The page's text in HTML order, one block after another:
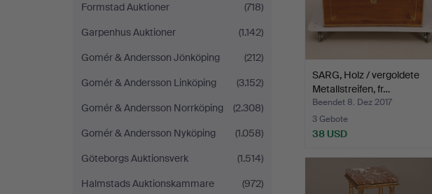
Formstad Auktioner
(718)
Garpenhus Auktioner
(1.142)
Gomér & Andersson Jönköping
(212)
Gomér & Andersson Linköping
(3.152)
Gomér & Andersson Norrköping
(2.308)
Gomér & Andersson Nyköping
(1.058)
Göteborgs Auktionsverk
(1.514)
Halmstads Auktionskammare
(972)
SARG, Holz / vergoldete
Metallstreifen, fr…
Beendet 8. Dez 2017
3 Gebote
38 USD